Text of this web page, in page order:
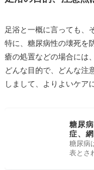
足浴と一概に言っても、
特に、糖尿病性の壊死を
瘡の処置などの場合には
どんな目的で、どんな注
しまして、よりよいケア
糖尿
症、
糖尿病
表とさ